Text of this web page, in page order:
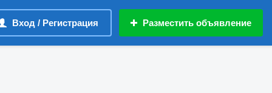
Вход / Регистрация Разместить объявление